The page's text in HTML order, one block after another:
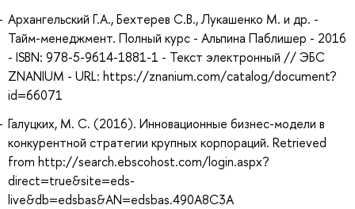
Архангельский Г.А., Бехтерев С.В., Лукашенко М. и др. -
Тайм-менеджмент. Полный курс - Альпина Паблишер - 2016
- ISBN: 978-5-9614-1881-1 - Текст электронный // ЭБС
ZNANIUM - URL: https://znanium.com/catalog/document?
id=66071
Галуцких, М. С. (2016). Инновационные бизнес-модели в
конкурентной стратегии крупных корпораций. Retrieved
from http://search.ebscohost.com/login.aspx?
direct=true&site=eds-
live&db=edsbas&AN=edsbas.490A8C3A